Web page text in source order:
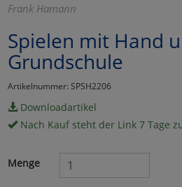
Frank Hamann
Spielen mit Hand
Grundschule
Artikelnummer: SPSH2206
Downloadartikel
Nach Kauf steht der Link 7 Tage
Menge
Umfragetools
Alle
zurück